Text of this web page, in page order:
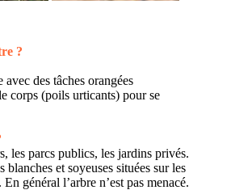
?
des tâches orangées
corps (poils urticants) pour se
les parcs publics, les jardins privés.
blanches et soyeuses situées sur les
général l’arbre n’est pas menacé.